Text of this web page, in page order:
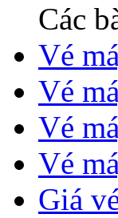
Các
Vé
Vé
Vé
Vé
Giá